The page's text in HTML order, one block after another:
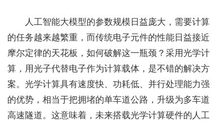
人工智能大模型的参数规模日益庞大，需要计算
的任务越来越繁重，而传统电子元件的性能日益接近
摩尔定律的天花板，如何破解这一瓶颈？采用光学计
算，用光子代替电子作为计算载体，是不错的解决方
案。光学计算具有速度快、功耗低、并行处理能力强
的优势，相当于把拥堵的单车道公路，升级为多车道
高速隧道。这意味着，未来搭载光学计算硬件的人工